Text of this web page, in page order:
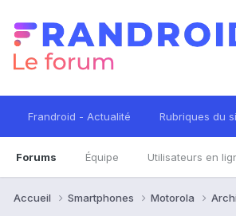
Frandroid - Actualité Rubriques du
Forums Équipe Utilisateurs en
Accueil Smartphones Motorola